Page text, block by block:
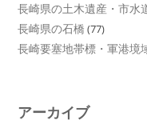
長崎県の土木遺産・市水
長崎県の石橋 (77)
長崎要塞地帯標・軍港境
アーカイブ